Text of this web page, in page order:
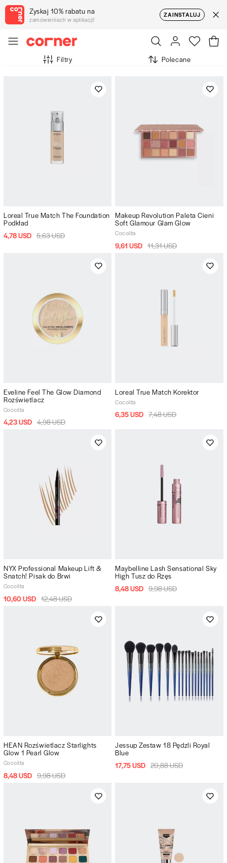
Zyskaj 10% rabatu na
zamówieniach w aplikacji!
ZAINSTALUJ
Filtry Polecane
Loreal True Match The Foundation
Podkład
4,78 USD 5,63 USD
Makeup Revolution Paleta Cieni
Soft Glamour Glam Glow
Cocolita
9,61 USD 11,31 USD
Eveline Feel The Glow Diamond
Rozświetlacz
Cocolita
4,23 USD 4,98 USD
Loreal True Match Korektor
Cocolita
6,35 USD 7,48 USD
NYX Professional Makeup Lift &
Snatch! Pisak do Brwi
Cocolita
10,60 USD 12,48 USD
Maybelline Lash Sensational Sky
High Tusz do Rzęs
8,48 USD 9,98 USD
HEAN Rozświetlacz Starlights
Glow 1 Pearl Glow
Cocolita
8,48 USD 9,98 USD
Jessup Zestaw 18 Pędzli Royal
Blue
17,75 USD 20,88 USD